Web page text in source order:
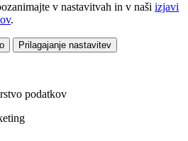
v nastavitvah in v naši izjavi
.
Prilagajanje nastavitev
podatkov